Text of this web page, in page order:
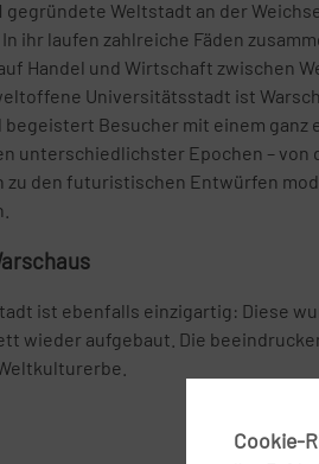
gegründete Weltstadt an der
ihr laufen zahlreiche Fäden
Handel und Wirtschaft zwischen
Universitätsstadt ist
Besucher mit einem ganz
unterschiedlichster Epochen – von
zu den futuristischen Entwürfen
ist ebenfalls einzigartig: Diese
wieder aufgebaut. Die
Cookie-